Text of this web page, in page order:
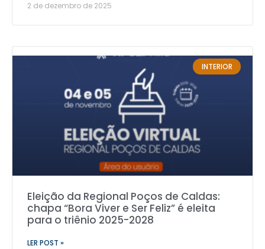
2 de dezembro de 2025
INTERIOR
Eleição da Regional Poços de Caldas:
chapa “Bora Viver e Ser Feliz” é eleita
para o triênio 2025-2028
LER POST »